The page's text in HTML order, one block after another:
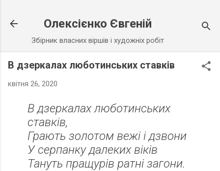
Олексієнко Євгеній
Збірник власних віршів і художніх робіт
В дзеркалах люботинських ставків
квітня 26, 2020
В дзеркалах люботинських
ставків,
Грають золотом вежі і дзвони
У серпанку далеких віків
Тануть пращурів ратні загони.